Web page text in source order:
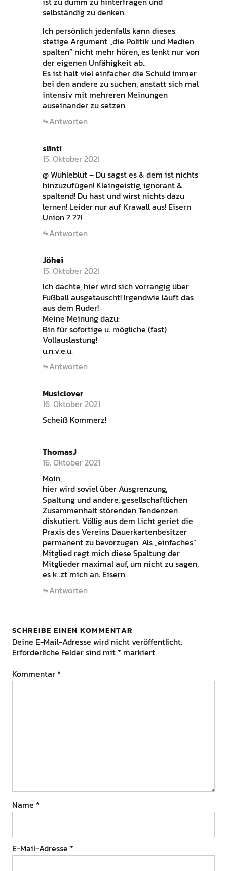
selbständig zu denken.
Ich persönlich jedenfalls kann dieses
stetige Argument „die Politik und Medien
spalten“ nicht mehr hören, es lenkt nur von
der eigenen Unfähigkeit ab..
Es ist halt viel einfacher die Schuld immer
bei den andere zu suchen, anstatt sich mal
intensiv mit mehreren Meinungen
auseinander zu setzen.
Antworten
slinti
15. Oktober 2021
@ Wuhleblut – Du sagst es & dem ist nichts
hinzuzufügen! Kleingeistig, ignorant &
spaltend! Du hast und wirst nichts dazu
lernen! Leider nur auf Krawall aus! Eisern
Union ? ??!
Antworten
Jöhei
15. Oktober 2021
Ich dachte, hier wird sich vorrangig über
Fußball ausgetauscht! Irgendwie läuft das
aus dem Ruder!
Meine Meinung dazu:
Bin für sofortige u. mögliche (fast)
Vollauslastung!
u.n.v.e.u.
Antworten
Musiclover
16. Oktober 2021
Scheiß Kommerz!
ThomasJ
16. Oktober 2021
Moin,
hier wird soviel über Ausgrenzung,
Spaltung und andere, gesellschaftlichen
Zusammenhalt störenden Tendenzen
diskutiert. Völlig aus dem Licht geriet die
Praxis des Vereins Dauerkartenbesitzer
permanent zu bevorzugen. Als „einfaches“
Mitglied regt mich diese Spaltung der
Mitglieder maximal auf, um nicht zu sagen,
es k..zt mich an. Eisern.
Antworten
SCHREIBE EINEN KOMMENTAR
Deine E-Mail-Adresse wird nicht veröffentlicht.
Erforderliche Felder sind mit * markiert
Kommentar *
Name *
E-Mail-Adresse *